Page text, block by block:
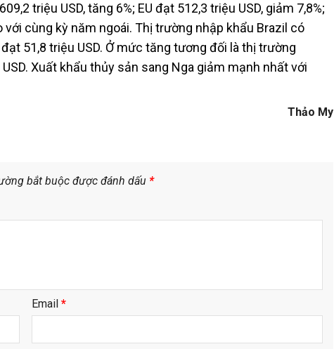
triệu USD, tăng 6%; EU đạt 512,3 triệu USD, giảm 7,8%;
với cùng kỳ năm ngoái. Thị trường nhập khẩu Brazil có
51,8 triệu USD. Ở mức tăng tương đối là thị trường
Xuất khẩu thủy sản sang Nga giảm mạnh nhất với
Thảo My
bắt buộc được đánh dấu *
Email*